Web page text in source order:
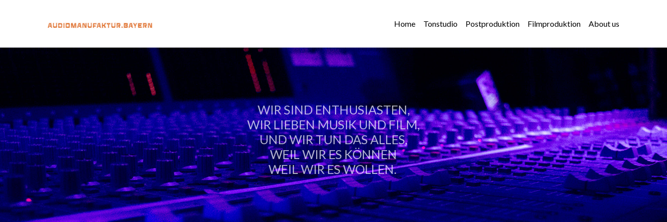
Home Tonstudio Postproduktion Filmproduktion About us
WIR SIND ENTHUSIASTEN,
WIR LIEBEN MUSIK UND FILM,
UND WIR TUN DAS ALLES,
WEIL WIR ES KÖNNEN
WEIL WIR ES WOLLEN.